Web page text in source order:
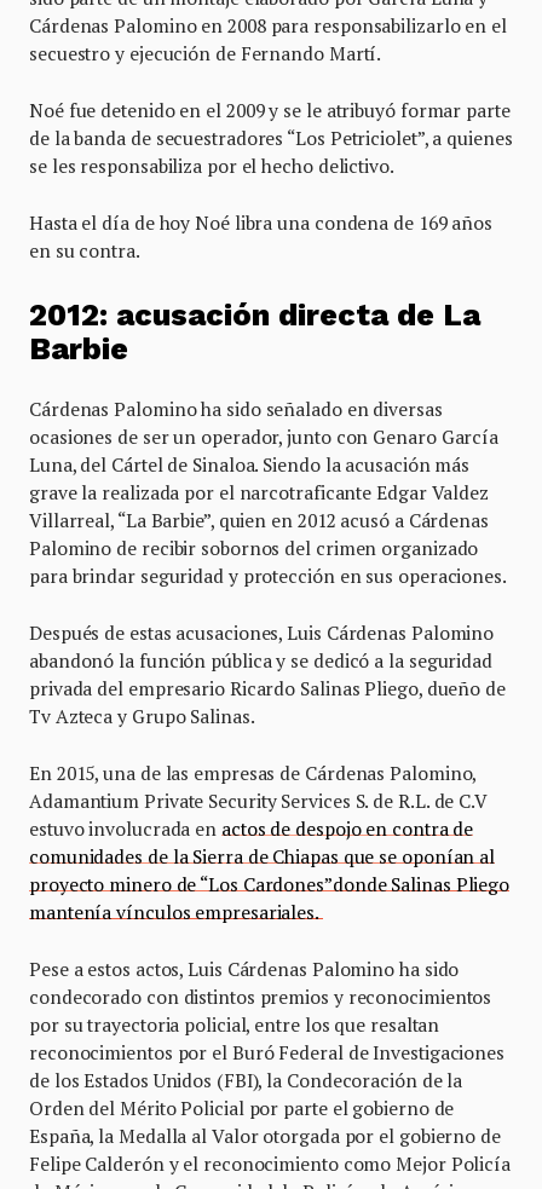
Cárdenas Palomino en 2008 para responsabilizarlo en el
secuestro y ejecución de Fernando Martí.
Noé fue detenido en el 2009 y se le atribuyó formar parte
de la banda de secuestradores “Los Petriciolet”, a quienes
se les responsabiliza por el hecho delictivo.
Hasta el día de hoy Noé libra una condena de 169 años
en su contra.
2012: acusación directa de La
Barbie
Cárdenas Palomino ha sido señalado en diversas
ocasiones de ser un operador, junto con Genaro García
Luna, del Cártel de Sinaloa. Siendo la acusación más
grave la realizada por el narcotraficante Edgar Valdez
Villarreal, “La Barbie”, quien en 2012 acusó a Cárdenas
Palomino de recibir sobornos del crimen organizado
para brindar seguridad y protección en sus operaciones.
Después de estas acusaciones, Luis Cárdenas Palomino
abandonó la función pública y se dedicó a la seguridad
privada del empresario Ricardo Salinas Pliego, dueño de
Tv Azteca y Grupo Salinas.
En 2015, una de las empresas de Cárdenas Palomino,
Adamantium Private Security Services S. de R.L. de C.V
estuvo involucrada en actos de despojo en contra de
comunidades de la Sierra de Chiapas que se oponían al
proyecto minero de “Los Cardones”donde Salinas Pliego
mantenía vínculos empresariales.
Pese a estos actos, Luis Cárdenas Palomino ha sido
condecorado con distintos premios y reconocimientos
por su trayectoria policial, entre los que resaltan
reconocimientos por el Buró Federal de Investigaciones
de los Estados Unidos (FBI), la Condecoración de la
Orden del Mérito Policial por parte el gobierno de
España, la Medalla al Valor otorgada por el gobierno de
Felipe Calderón y el reconocimiento como Mejor Policía